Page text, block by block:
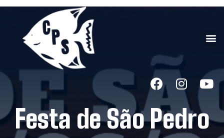
Festa de São Pedro